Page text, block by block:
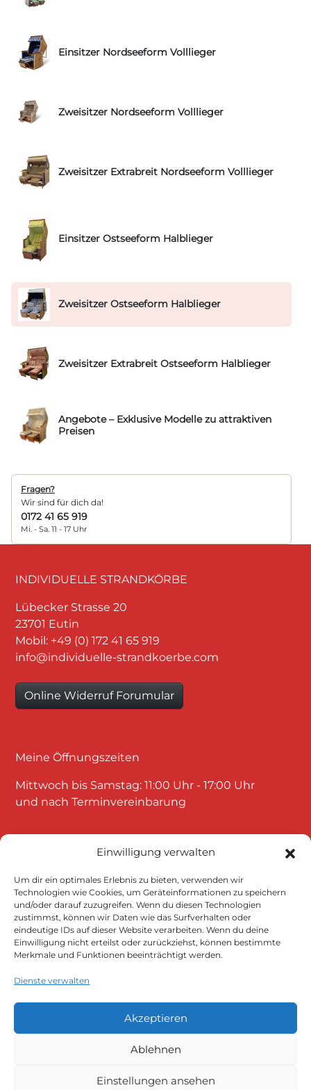
Einwilligung verwalten
Um dir ein optimales Erlebnis zu bieten, verwenden wir
Technologien wie Cookies, um Geräteinformationen zu speichern
und/oder darauf zuzugreifen. Wenn du diesen Technologien
zustimmst, können wir Daten wie das Surfverhalten oder
eindeutige IDs auf dieser Website verarbeiten. Wenn du deine
Einwilligung nicht erteilst oder zurückziehst, können bestimmte
Merkmale und Funktionen beeinträchtigt werden.
Dienste verwalten
Akzeptieren
Ablehnen
Einstellungen ansehen
Einsitzer Nordseeform Volllieger
Zweisitzer Nordseeform Volllieger
Zweisitzer Extrabreit Nordseeform Volllieger
Einsitzer Ostseeform Halblieger
Zweisitzer Ostseeform Halblieger
Zweisitzer Extrabreit Ostseeform Halblieger
Angebote – Exklusive Modelle zu attraktiven
Preisen
Fragen?
Wir sind für dich da!
0172 41 65 919
Mi. - Sa. 11 - 17 Uhr
INDIVIDUELLE STRANDKÖRBE
Lübecker Strasse 20
23701 Eutin
Mobil: +49 (0) 172 41 65 919
info@individuelle-strandkoerbe.com
Online Widerruf Forumular
Meine Öffnungszeiten
Mittwoch bis Samstag: 11:00 Uhr - 17:00 Uhr
und nach Terminvereinbarung
Klicke auf "Ich stimme zu", um Google
maps zu aktivieren
Cookie-Richtlinie
DatenschutzerklärungImpressumAGB